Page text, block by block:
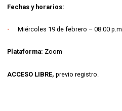
Fechas y horarios:
Miércoles 19 de febrero – 08:00 p.m.
Plataforma: Zoom
ACCESO LIBRE, previo registro.